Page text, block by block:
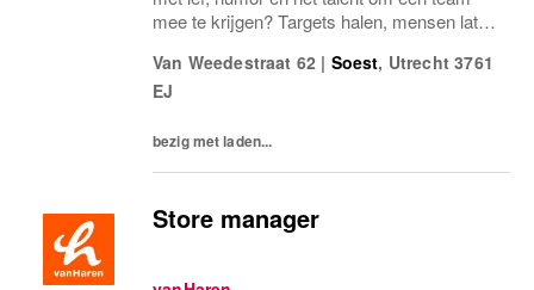
mee te krijgen? Targets halen, mensen laten
please! Dan zoeken wij jou.Bij...
Van Weedestraat 62 | Soest, Utrecht 3761
EJ
bezig met laden...
Store manager